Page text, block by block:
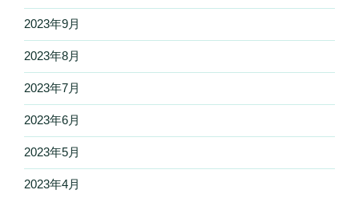
2023年9月
2023年8月
2023年7月
2023年6月
2023年5月
2023年4月